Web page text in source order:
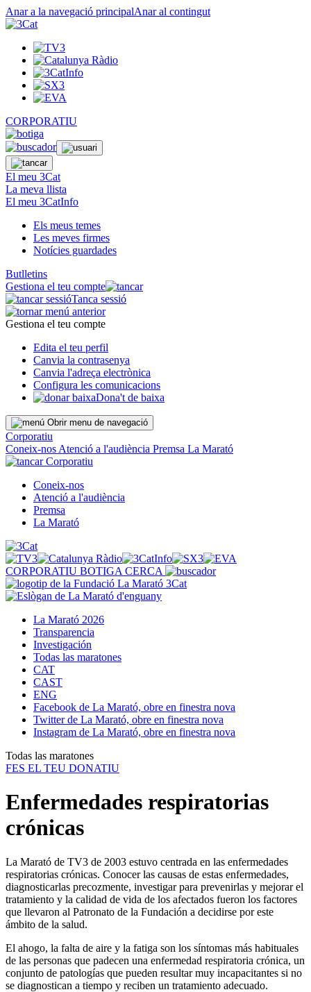
Anar a la navegació principalAnar al contingut
CORPORATIU
El meu 3Cat
La meva llista
El meu 3CatInfo
Els meus temes
Les meves firmes
Notícies guardades
Butlletins
Gestiona el teu compte
Tanca sessió
Gestiona el teu compte
Edita el teu perfil
Canvia la contrasenya
Canvia l'adreça electrònica
Configura les comunicacions
Dona't de baixa
Obrir menu de navegació
Corporatiu
Coneix-nos Atenció a l'audiència Premsa La Marató
Corporatiu
Coneix-nos
Atenció a l'audiència
Premsa
La Marató
CORPORATIU BOTIGA CERCA
La Marató 2026
Transparencia
Investigación
Todas las maratones
CAT
CAST
ENG
Facebook de La Marató, obre en finestra nova
Twitter de La Marató, obre en finestra nova
Instagram de La Marató, obre en finestra nova
Todas las maratones
FES EL TEU DONATIU
Enfermedades respiratorias
crónicas
La Marató de TV3 de 2003 estuvo centrada en las enfermedades
respiratorias crónicas. Conocer las causas de estas enfermedades,
diagnosticarlas precozmente, investigar para prevenirlas y mejorar el
tratamiento y la calidad de vida de los afectados fueron los factores
que llevaron al Patronato de la Fundación a decidirse por este
ámbito de la salud.
El ahogo, la falta de aire y la fatiga son los síntomas más habituales
de las personas que padecen una enfermedad respiratoria crónica, un
conjunto de patologías que pueden resultar muy incapacitantes si no
se diagnostican a tiempo y reciben un tratamiento adecuado.